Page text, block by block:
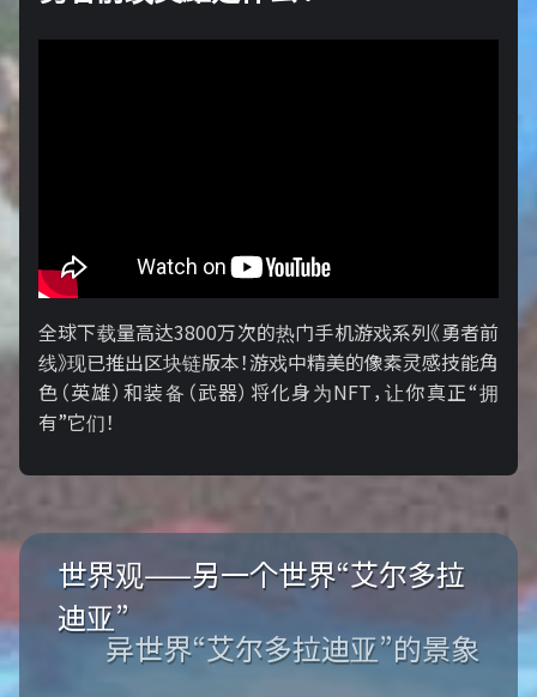
全球下载量高达3800万次的热门手机游戏系列《勇者前
线》现已推出区块链版本！游戏中精美的像素灵感技能角
色（英雄）和装备（武器）将化身为NFT，让你真正“拥
有”它们！
世界观——另一个世界“艾尔多拉
迪亚”
异世界“艾尔多拉迪亚”的景象